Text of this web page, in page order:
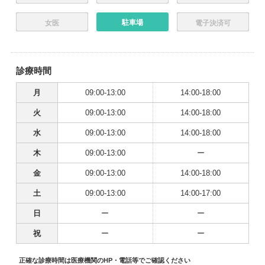
女医 駐車場 電子決済可
診療時間
月 09:00-13:00 14:00-18:00
火 09:00-13:00 14:00-18:00
水 09:00-13:00 14:00-18:00
木 09:00-13:00 ー
金 09:00-13:00 14:00-18:00
土 09:00-13:00 14:00-17:00
日 ー ー
祝 ー ー
正確な診療時間は医療機関のHP・電話等でご確認ください